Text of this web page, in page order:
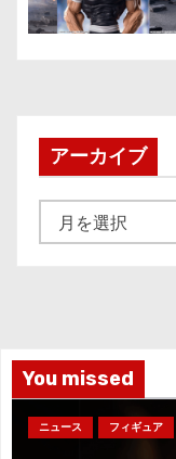
アーカイブ
ー
You missed
ニュース フィギュア